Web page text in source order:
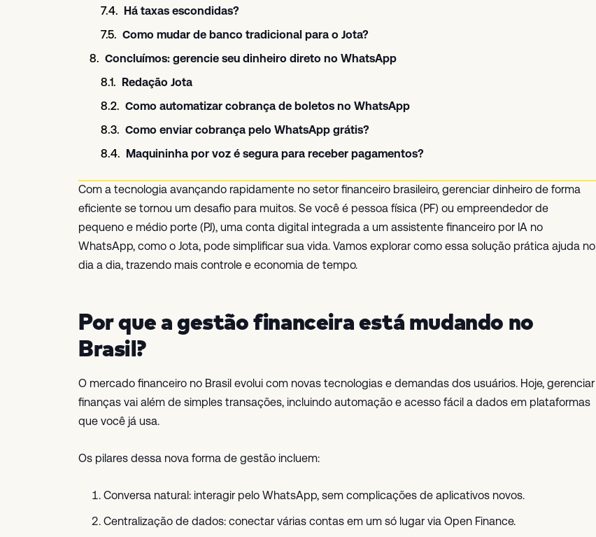
Há taxas escondidas?
Como mudar de banco tradicional para o Jota?
Concluímos: gerencie seu dinheiro direto no WhatsApp
Redação Jota
Como automatizar cobrança de boletos no WhatsApp
Como enviar cobrança pelo WhatsApp grátis?
Maquininha por voz é segura para receber pagamentos?
Com a tecnologia avançando rapidamente no setor financeiro brasileiro, gerenciar dinheiro de forma
eficiente se tornou um desafio para muitos. Se você é pessoa física (PF) ou empreendedor de
pequeno e médio porte (PJ), uma conta digital integrada a um assistente financeiro por IA no
WhatsApp, como o Jota, pode simplificar sua vida. Vamos explorar como essa solução prática ajuda no
dia a dia, trazendo mais controle e economia de tempo.
Por que a gestão financeira está mudando no
Brasil?
O mercado financeiro no Brasil evolui com novas tecnologias e demandas dos usuários. Hoje, gerenciar
finanças vai além de simples transações, incluindo automação e acesso fácil a dados em plataformas
que você já usa.
Os pilares dessa nova forma de gestão incluem:
Conversa natural: interagir pelo WhatsApp, sem complicações de aplicativos novos.
Centralização de dados: conectar várias contas em um só lugar via Open Finance.